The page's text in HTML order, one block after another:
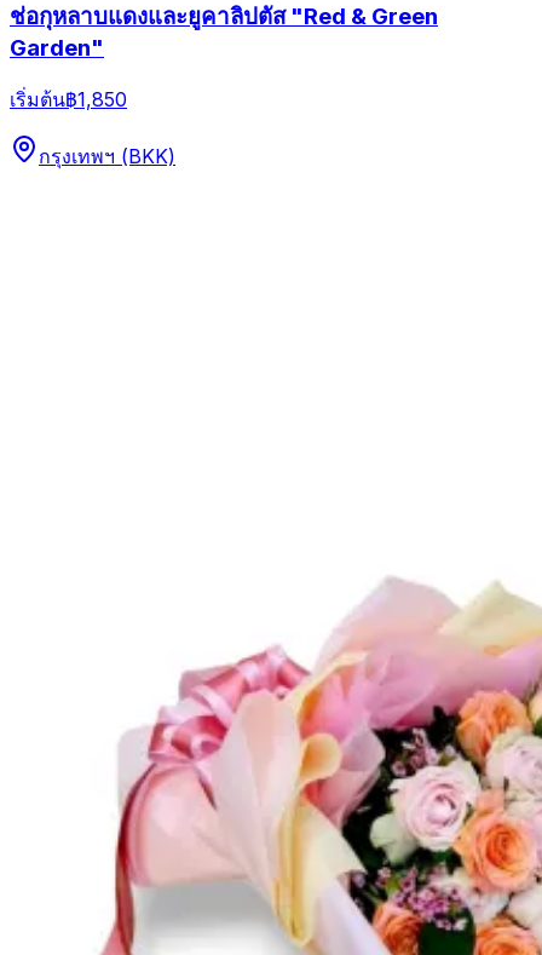
ช่อกุหลาบแดงและยูคาลิปตัส "Red & Green
Garden"
เริ่มต้น฿1,850
กรุงเทพฯ (BKK)